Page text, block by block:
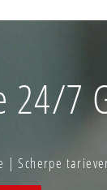
24/7
Scherpe